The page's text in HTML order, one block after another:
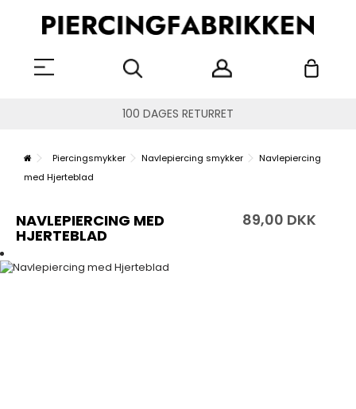
100 DAGES RETURRET
Piercingsmykker Navlepiercing smykker
Navlepiercing
med Hjerteblad
NAVLEPIERCING MED
HJERTEBLAD
89,00 DKK